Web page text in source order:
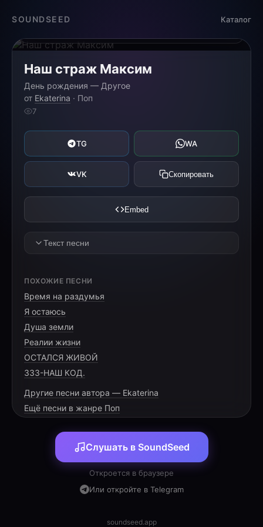
SOUNDSEED Каталог
Наш страж Максим
День рождения — Другое
от Ekaterina · Поп
7
TG WA
VK Скопировать
Embed
Текст песни
В этом доме свет и радость,
Смех звучит у нас с утра.
Ты, Максим, — наша опора,
[PRE-CHORUS]
Ты рука наша и сила,
Крепкая в делах стена.
Благодарны за заботу,
ПОХОЖИЕ ПЕСНИ
Время на раздумья
Я остаюсь
Душа земли
Реалии жизни
ОСТАЛСЯ ЖИВОЙ
333-НАШ КОД.
Другие песни автора — Ekaterina
Ещё песни в жанре Поп
Слушать в SoundSeed
Откроется в браузере
Или откройте в Telegram
soundseed.app